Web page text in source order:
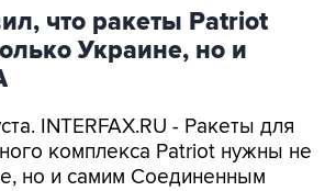
что ракеты Patriot
Украине, но и
INTERFAX.RU - Ракеты для
комплекса Patriot нужны не
но и самим Соединенным